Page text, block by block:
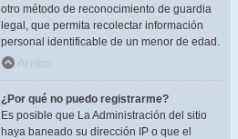
otro método de reconocimiento de guardia
legal, que permita recolectar información
personal identificable de un menor de edad.
Arriba
¿Por qué no puedo registrarme?
Es posible que La Administración del sitio
haya baneado su dirección IP o que el